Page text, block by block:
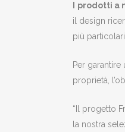
prodotti a
il design
più
Per garantire
proprietà,
“Il progetto
la nostra